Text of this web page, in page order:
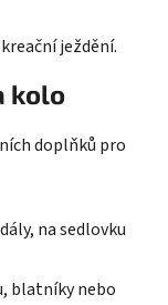
ježdění.
kolo
doplňků pro
na sedlovku
blatníky nebo